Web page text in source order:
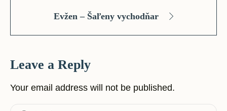
Evžen – Šaľeny vychodňar
Leave a Reply
Your email address will not be published.